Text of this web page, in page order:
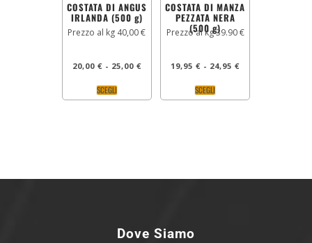
COSTATA DI ANGUS
IRLANDA (500 g)
Prezzo al kg 40,00 €
20,00 € - 25,00 €
SCEGLI
COSTATA DI MANZA
PEZZATA NERA
(500 g)
Prezzo al kg 39.90 €
19,95€ - 24,95€
SCEGLI
Dove Siamo